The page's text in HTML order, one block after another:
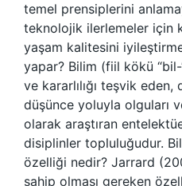
temel prensiplerini
teknolojik ilerlemeler için
yaşam kalitesini
yapar? Bilim (fiil kökü
ve kararlılığı teşvik
düşünce yoluyla olguları
olarak araştıran
disiplinler topluluğudur.
özelliği nedir? Jarrard
sahip olması gereken